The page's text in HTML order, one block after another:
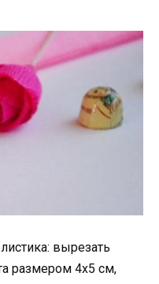
вырезать
размером 4х5 см,